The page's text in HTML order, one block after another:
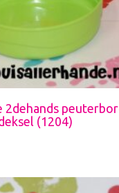
2dehands
(1204)